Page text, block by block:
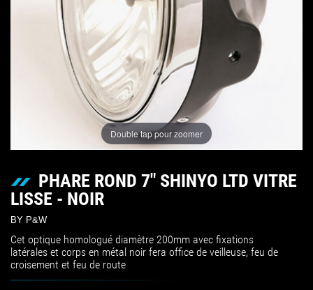
Double tap pour zoomer
PHARE ROND 7" SHINYO LTD VITRE
LISSE - NOIR
BY P&W
Cet optique homologué diamètre 200mm avec fixations
latérales et corps en métal noir fera office de veilleuse, feu de
croisement et feu de route